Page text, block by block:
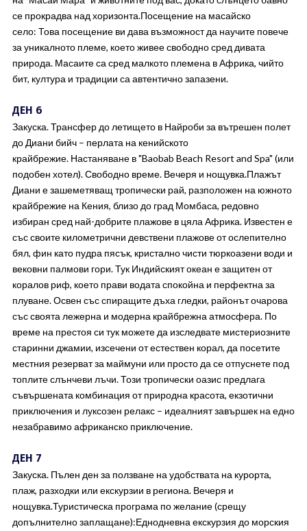
се прокрадва над хоризонта.Посещение на масайско
село: Това посещение ви дава възможност да научите повече
за уникалното племе, което живее свободно сред дивата
природа. Масаите са сред малкото племена в Африка, чийто
бит, култура и традиции са автентично запазени.
ДЕН 6
Закуска. Трансфер до летището в Найроби за вътрешен полет
до Диани бийч – перлата на кенийското
крайбрежие. Настаняване в "Baobab Beach Resort and Spa" (или
подобен хотел). Свободно време. Вечеря и нощувка.Плажът
Диани е зашеметяващ тропически рай, разположен на южното
крайбрежие на Кения, близо до град Момбаса, редовно
избиран сред най-добрите плажове в цяла Африка. Известен е
със своите километрични девствени плажове от ослепително
бял, фин като пудра пясък, кристално чисти тюркоазени води и
вековни палмови гори. Тук Индийският океан е защитен от
коралов риф, което прави водата спокойна и перфектна за
плуване. Освен със спиращите дъха гледки, районът очарова
със своята лежерна и модерна крайбрежна атмосфера. По
време на престоя си тук можете да изследвате мистериозните
старинни джамии, изсечени от естествен корал, да посетите
местния резерват за маймуни или просто да се отпуснете под
топлите слънчеви лъчи. Този тропически оазис предлага
съвършената комбинация от природна красота, екзотични
приключения и луксозен релакс – идеалният завършек на едно
незабравимо африканско приключение.
ДЕН 7
Закуска. Пълен ден за ползване на удобствата на курорта,
плаж, разходки или екскурзии в региона. Вечеря и
нощувка.Туристическа програма по желание (срещу
допълнително заплащане):Еднодневна екскурзия до морския